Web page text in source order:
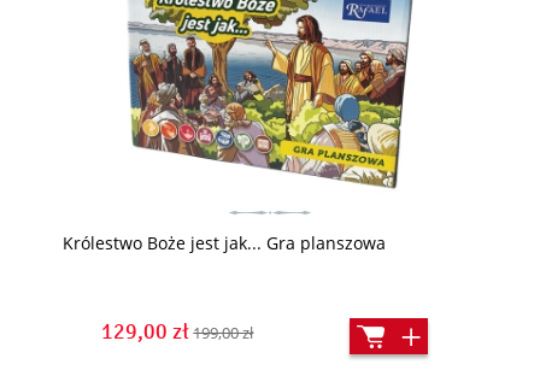
Królestwo Boże jest jak... Gra planszowa
129,00 zł199,00 zł